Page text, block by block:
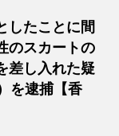
したことに間
のスカートの
差し入れた疑
を逮捕【香